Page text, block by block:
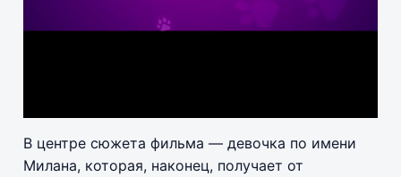
В центре сюжета фильма — девочка по имени
Милана, которая, наконец, получает от